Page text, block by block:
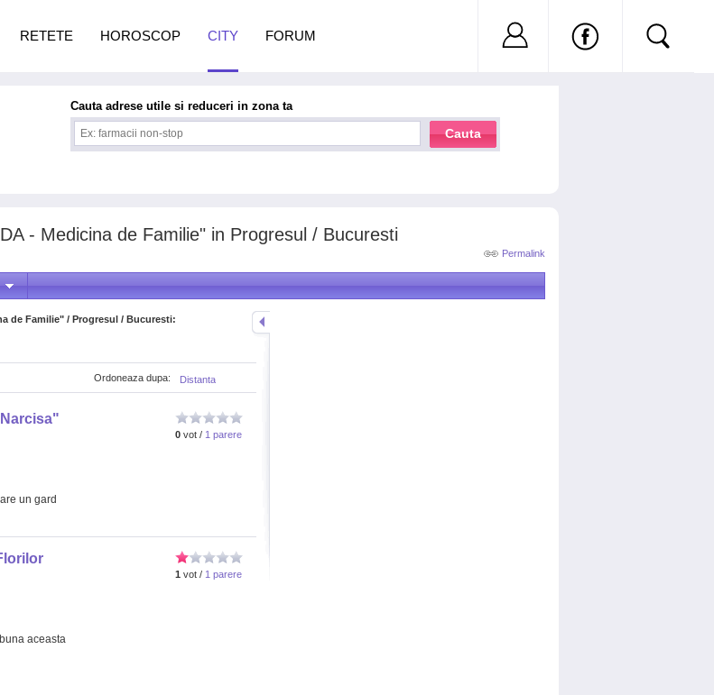
- Medicina de Familie" in Progresul / Bucuresti
Permalink
de Familie" / Progresul / Bucuresti:
Distanta
Ordoneaza dupa:
0 vot / 1 parere
un gard
1 vot / 1 parere
aceasta
Cauta adrese utile si reduceri in zona ta
Cauta
RETETE HOROSCOP CITY FORUM Nu ai cont?